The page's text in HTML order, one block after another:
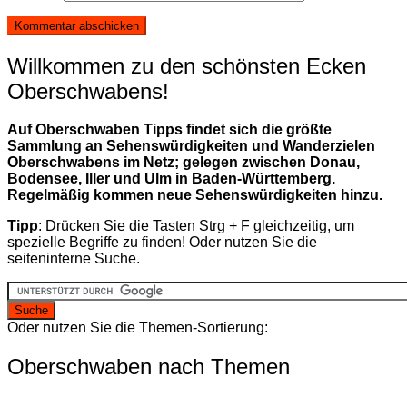
Willkommen zu den schönsten Ecken
Oberschwabens!
Auf Oberschwaben Tipps findet sich die größte
Sammlung an Sehenswürdigkeiten und Wanderzielen
Oberschwabens im Netz; gelegen zwischen Donau,
Bodensee, Iller und Ulm in Baden-Württemberg.
Regelmäßig kommen neue Sehenswürdigkeiten hinzu.
Tipp: Drücken Sie die Tasten Strg + F gleichzeitig, um
spezielle Begriffe zu finden! Oder nutzen Sie die
seiteninterne Suche.
Oder nutzen Sie die Themen-Sortierung:
Oberschwaben nach Themen